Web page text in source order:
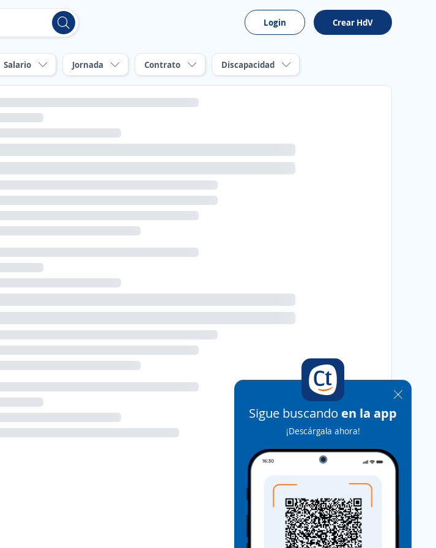
Login Crear HdV
Salario Jornada Contrato Discapacidad
Sigue buscando en la app
¡Descárgala ahora!